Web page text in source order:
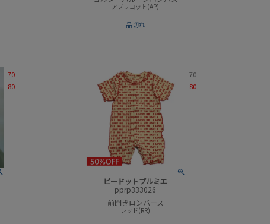
アプリコット(AP)
品切れ
70
80
ピードットプルミエ
pprp333026
前開きロンパース
レッド(RR)
70
80